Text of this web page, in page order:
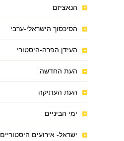
הנאציזם
הסיכסוך הישראלי-ערבי
העידן הפרה-היסטורי
העת החדשה
העת העתיקה
ימי הביניים
ישראל- אירועים היסטוריים